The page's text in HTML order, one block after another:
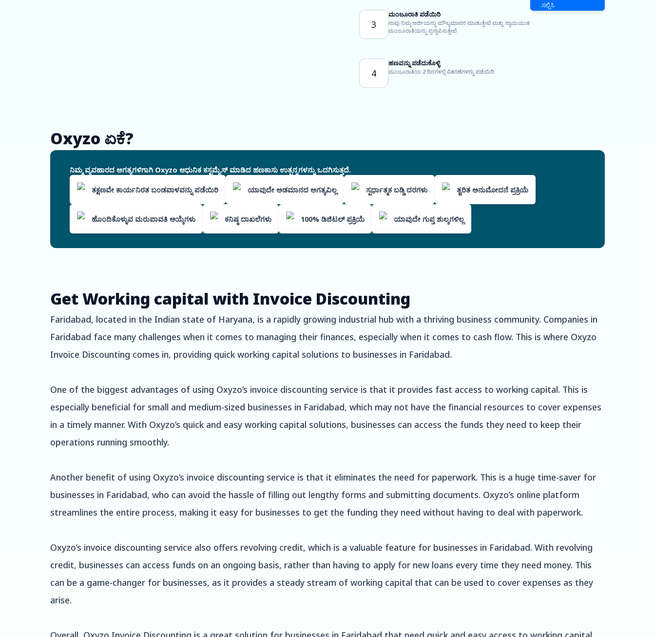
3
ಮಂಜೂರಾತಿ ಪಡೆಯಿರಿ
ನಾವು ನಿಮ್ಮ ಅರ್ಜಿಯನ್ನು ಮೌಲ್ಯಮಾಪನ ಮಾಡುತ್ತೇವೆ ಮತ್ತು ನ್ಯಾಯಯುತ
ಮಂಜೂರಾತಿಯನ್ನು ಪ್ರಸ್ತಾಪಿಸುತ್ತೇವೆ
4
ಹಣವನ್ನು ಪಡೆದುಕೊಳ್ಳಿ
ಮಂಜೂರಾತಿಯ 2 ದಿನಗಳಲ್ಲಿ ವಿತರಣೆಗಳನ್ನು ಪಡೆಯಿರಿ
ಸಲ್ಲಿಸಿ
Oxyzo ಏಕೆ?
ನಿಮ್ಮ ವ್ಯವಹಾರದ ಅಗತ್ಯಗಳಿಗಾಗಿ Oxyzo ಆಧುನಿಕ ಕಸ್ಟಮೈಸ್ ಮಾಡಿದ ಹಣಕಾಸು ಉತ್ಪನ್ನಗಳನ್ನು ಒದಗಿಸುತ್ತದೆ.
ತಕ್ಷಣವೇ ಕಾರ್ಯನಿರತ ಬಂಡವಾಳವನ್ನು ಪಡೆಯಿರಿ ಯಾವುದೇ ಅಡಮಾನದ ಅಗತ್ಯವಿಲ್ಲ ಸ್ಪರ್ಧಾತ್ಮಕ ಬಡ್ಡಿ ದರಗಳು ತ್ವರಿತ ಅನುಮೋದನೆ ಪ್ರಕ್ರಿಯೆ
ಹೊಂದಿಕೊಳ್ಳುವ ಮರುಪಾವತಿ ಆಯ್ಕೆಗಳು ಕನಿಷ್ಠ ದಾಖಲೆಗಳು 100% ಡಿಜಿಟಲ್ ಪ್ರಕ್ರಿಯೆ ಯಾವುದೇ ಗುಪ್ತ ಶುಲ್ಕಗಳಿಲ್ಲ
Get Working capital with Invoice Discounting
Faridabad, located in the Indian state of Haryana, is a rapidly growing industrial hub with a thriving business community. Companies in
Faridabad face many challenges when it comes to managing their finances, especially when it comes to cash flow. This is where Oxyzo
Invoice Discounting comes in, providing quick working capital solutions to businesses in Faridabad.
One of the biggest advantages of using Oxyzo’s invoice discounting service is that it provides fast access to working capital. This is
especially beneficial for small and medium-sized businesses in Faridabad, which may not have the financial resources to cover expenses
in a timely manner. With Oxyzo’s quick and easy working capital solutions, businesses can access the funds they need to keep their
operations running smoothly.
Another benefit of using Oxyzo’s invoice discounting service is that it eliminates the need for paperwork. This is a huge time-saver for
businesses in Faridabad, who can avoid the hassle of filling out lengthy forms and submitting documents. Oxyzo’s online platform
streamlines the entire process, making it easy for businesses to get the funding they need without having to deal with paperwork.
Oxyzo’s invoice discounting service also offers revolving credit, which is a valuable feature for businesses in Faridabad. With revolving
credit, businesses can access funds on an ongoing basis, rather than having to apply for new loans every time they need money. This
can be a game-changer for businesses, as it provides a steady stream of working capital that can be used to cover expenses as they
arise.